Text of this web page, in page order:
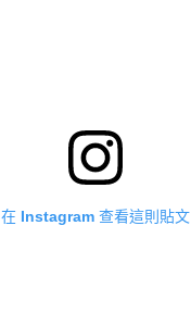
在 Instagram 查看這則貼文